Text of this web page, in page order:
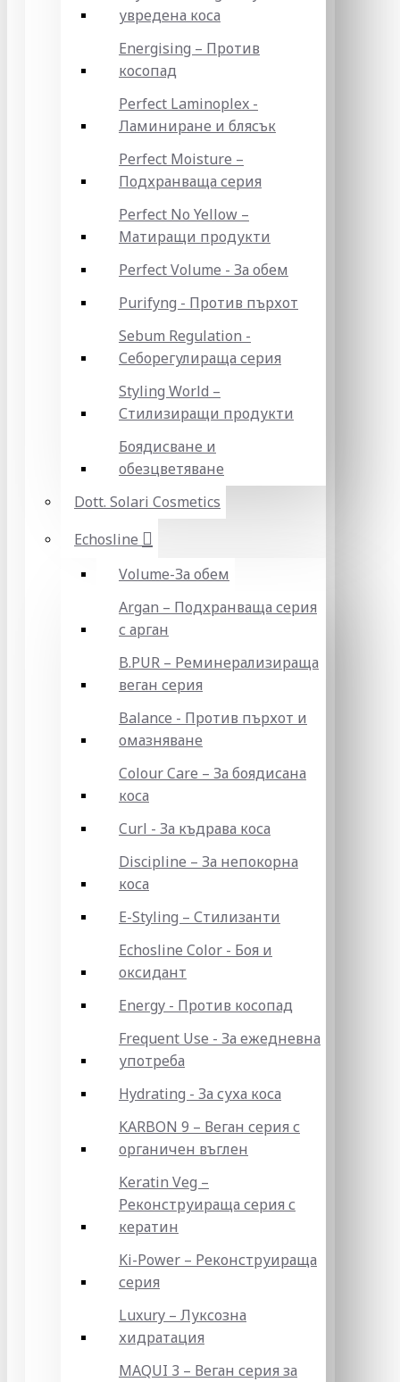
увредена коса
Energising – Против
косопад
Perfect Laminoplex -
Ламиниране и блясък
Perfect Moisture –
Подхранваща серия
Perfect No Yellow –
Матиращи продукти
Perfect Volume - За обем
Purifyng - Против пърхот
Sebum Regulation -
Себорегулираща серия
Styling World –
Стилизиращи продукти
Боядисване и
обезцветяване
Dott. Solari Cosmetics
Echosline
Volume-За обем
Argan – Подхранваща серия
с арган
B.PUR – Реминерализираща
веган серия
Balance - Против пърхот и
омазняване
Colour Care – За боядисана
коса
Curl - За къдрава коса
Discipline – За непокорна
коса
E-Styling – Стилизанти
Echosline Color - Боя и
оксидант
Energy - Против косопад
Frequent Use - За ежедневна
употреба
Hydrating - За суха коса
KARBON 9 – Веган серия с
органичен въглен
Keratin Veg –
Реконструираща серия с
кератин
Ki-Power – Реконструираща
серия
Luxury – Луксозна
хидратация
MAQUI 3 – Веган серия за